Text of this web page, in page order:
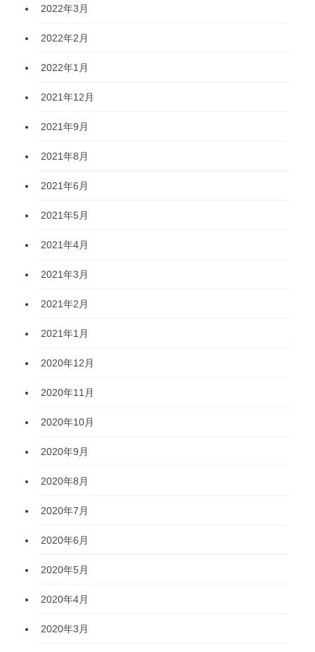
2022年3月
2022年2月
2022年1月
2021年12月
2021年9月
2021年8月
2021年6月
2021年5月
2021年4月
2021年3月
2021年2月
2021年1月
2020年12月
2020年11月
2020年10月
2020年9月
2020年8月
2020年7月
2020年6月
2020年5月
2020年4月
2020年3月